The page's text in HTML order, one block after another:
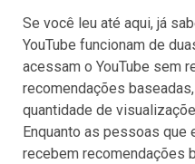
Se você leu até aqui, já
YouTube funcionam de
acessam o YouTube sem
recomendações
quantidade de
Enquanto as pessoas que
recebem recomendações